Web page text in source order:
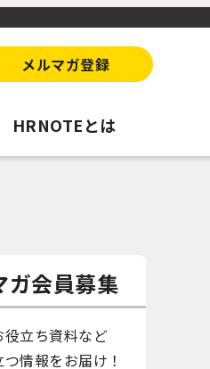
メルマガ登録
HRNOTEとは
ガ会員募集
立ち資料など
情報をお届け！